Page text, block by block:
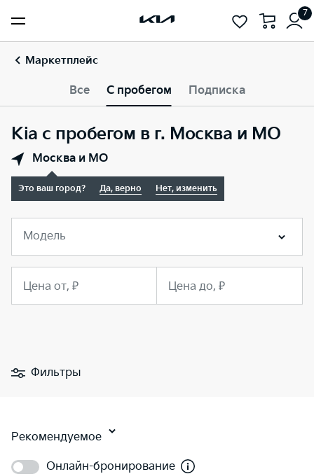
7
Маркетплейс
Все С пробегом Подписка
Kia с пробегом в г. Москва и МО
Москва и МО
Это ваш город? Да, верно Нет, изменить
Модель
Цена от, ₽ Цена до, ₽
Фильтры
Рекомендуемое
Онлайн-бронирование